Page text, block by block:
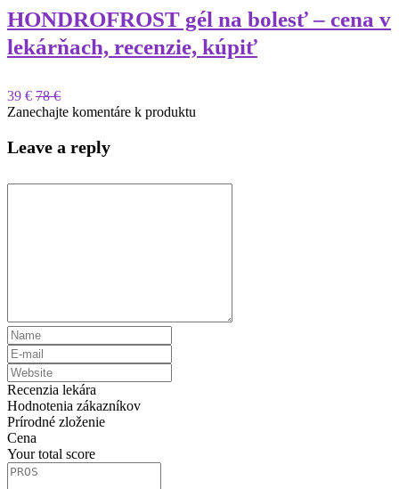
HONDROFROST gél na bolesť – cena v
lekárňach, recenzie, kúpiť
39 € 78 €
Zanechajte komentáre k produktu
Leave a reply
Recenzia lekára
Hodnotenia zákazníkov
Prírodné zloženie
Cena
Your total score